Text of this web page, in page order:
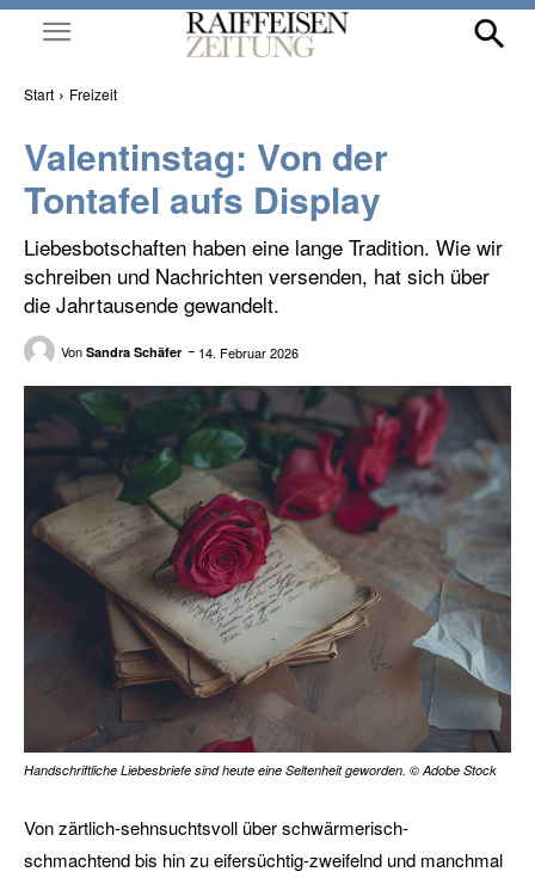
Start Freizeit
Valentinstag: Von der
Tontafel aufs Display
Liebesbotschaften haben eine lange Tradition. Wie wir
schreiben und Nachrichten versenden, hat sich über
die Jahrtausende gewandelt.
Von Sandra Schäfer 14. Februar 2026
Handschriftliche Liebesbriefe sind heute eine Seltenheit geworden. © Adobe Stock
Von zärtlich-sehnsuchtsvoll über schwärmerisch-
schmachtend bis hin zu eifersüchtig-zweifelnd und manchmal